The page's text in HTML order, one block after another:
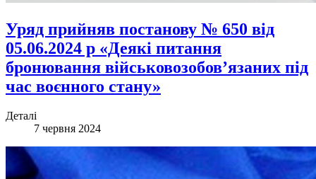
Уряд прийняв постанову № 650 від
05.06.2024 р «Деякі питання
бронювання військовозобов’язаних під
час воєнного стану»
Деталі
7 червня 2024